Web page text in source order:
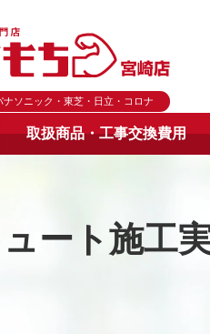
ナソニック・東芝・日立・コロナ
取扱商品・工事交換費用
ート施工